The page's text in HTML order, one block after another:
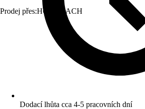
Prodej přes:HORNBACH
Dodací lhůta cca 4-5 pracovních dní